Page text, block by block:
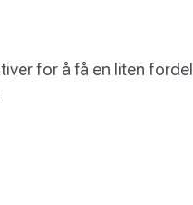
for å få en liten